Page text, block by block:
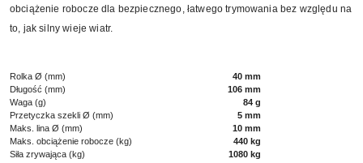
obciążenie robocze dla bezpiecznego, łatwego trymowania bez względu na
to, jak silny wieje wiatr.
Rolka Ø (mm)
40 mm
Długość (mm)
106 mm
Waga (g)
84 g
Przetyczka szekli Ø (mm)
5 mm
Maks. lina Ø (mm)
10 mm
Maks. obciążenie robocze (kg)
440 kg
Siła zrywająca (kg)
1080 kg